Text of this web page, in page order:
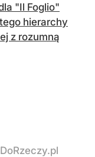
"Il Foglio"
hierarchy
z rozumną